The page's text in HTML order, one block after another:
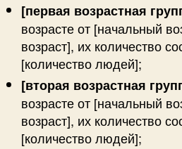
[первая возрастная
возрасте от [начальный
возраст], их количество
[количество людей];
[вторая возрастная
возрасте от [начальный
возраст], их количество
[количество людей];